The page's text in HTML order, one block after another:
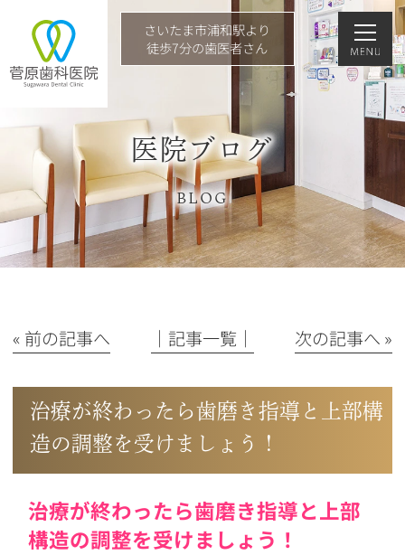
さいたま市浦和駅より
徒歩7分の歯医者さん
医院ブログ
BLOG
« 前の記事へ │記事一覧│ 次の記事へ »
治療が終わったら歯磨き指導と上部構
造の調整を受けましょう！
治療が終わったら歯磨き指導と上部
構造の調整を受けましょう！